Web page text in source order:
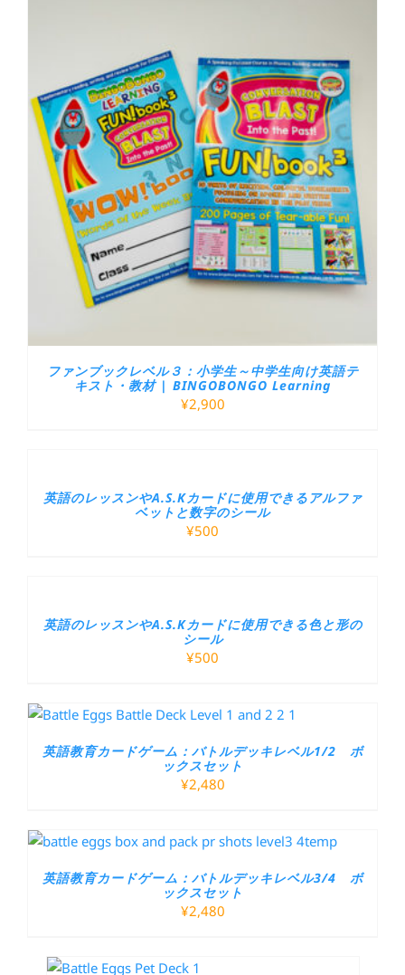
ファンブックレベル３：小学生～中学生向け英語テ
キスト・教材 | BINGOBONGO Learning
¥2,900
英語のレッスンやA.S.Kカードに使用できるアルファ
ベットと数字のシール
¥500
英語のレッスンやA.S.Kカードに使用できる色と形の
シール
¥500
英語教育カードゲーム：バトルデッキレベル1/2 ボ
ックスセット
¥2,480
英語教育カードゲーム：バトルデッキレベル3/4 ボ
ックスセット
¥2,480